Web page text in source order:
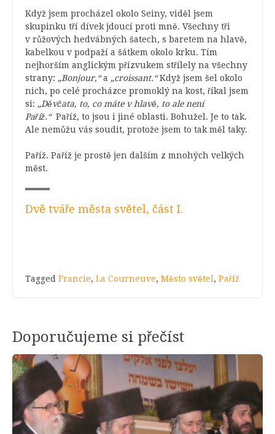
Když jsem procházel okolo Seiny, viděl jsem
skupinku tří dívek jdoucí proti mně. Všechny tři
v růžových hedvábných šatech, s baretem na hlavě,
kabelkou v podpaží a šátkem okolo krku. Tím
nejhorším anglickým přízvukem střílely na všechny
strany: „Bonjour,“a „croissant.“Když jsem šel okolo
nich, po celé procházce promoklý na kost, říkal jsem
si: „Děvčata, to, co máte v hlavě, to ale není
Paříž.“ Paříž, to jsou i jiné oblasti. Bohužel. Je to tak.
Ale nemůžu vás soudit, protože jsem to tak měl taky.
Paříž. Paříž je prostě jen dalším z mnohých velkých
měst.
Dvě tváře města světel, část I.
Tagged Francie, La Courneuve, Město světel , Paříž
Doporučujeme si přečíst